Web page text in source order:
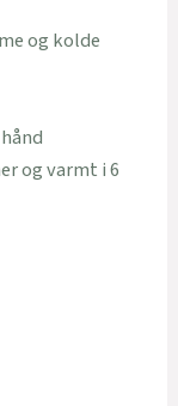
og kolde
og varmt i 6